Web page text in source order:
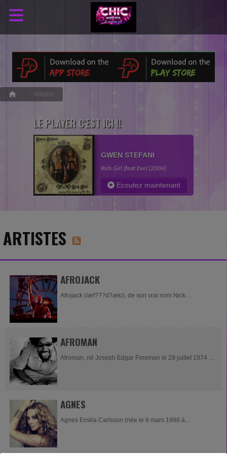
Artistes
LE PLAYER C'EST ICI !!
GWEN STEFANI
Rich Girl (feat Eve) (2004)
Ecoutez maintenant
ARTISTES
AFROJACK
Afrojack (/æf???d?æk/), de son vrai nom Nick
AFROMAN
Afroman, né Joseph Edgar Foreman le 29 juillet 1974 à
AGNES
Agnes Emilia Carlsson (née le 6 mars 1988 à